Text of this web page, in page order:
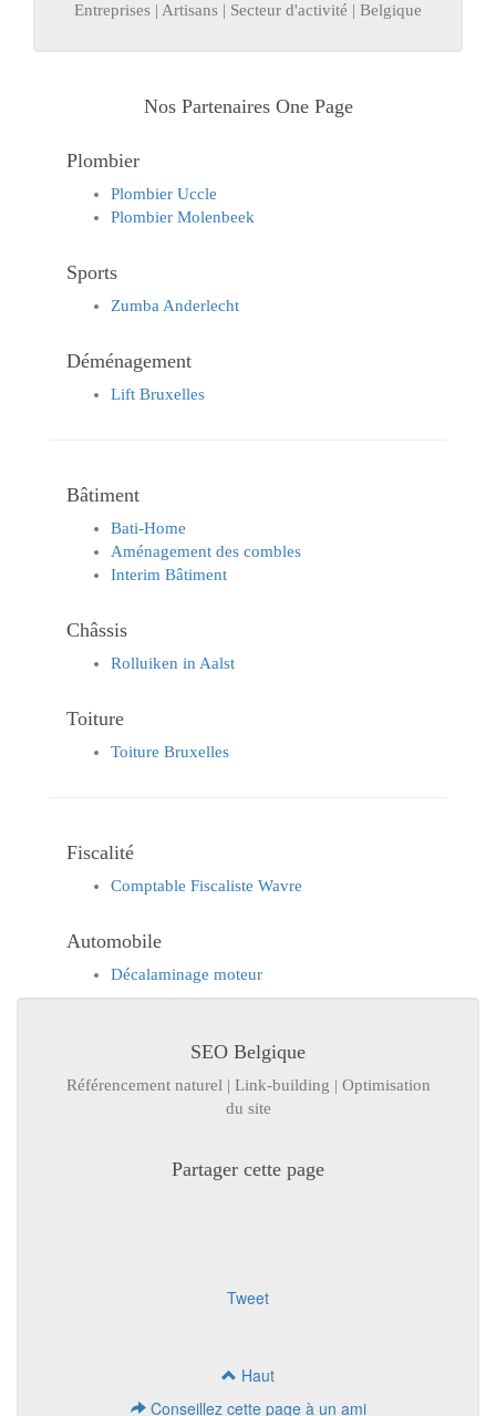
Entreprises | Artisans | Secteur d'activité | Belgique
Nos Partenaires One Page
Plombier
Plombier Uccle
Plombier Molenbeek
Sports
Zumba Anderlecht
Déménagement
Lift Bruxelles
Bâtiment
Bati-Home
Aménagement des combles
Interim Bâtiment
Châssis
Rolluiken in Aalst
Toiture
Toiture Bruxelles
Fiscalité
Comptable Fiscaliste Wavre
Automobile
Décalaminage moteur
SEO Belgique
Référencement naturel | Link-building | Optimisation
du site
Partager cette page
Tweet
Haut
Conseillez cette page à un ami